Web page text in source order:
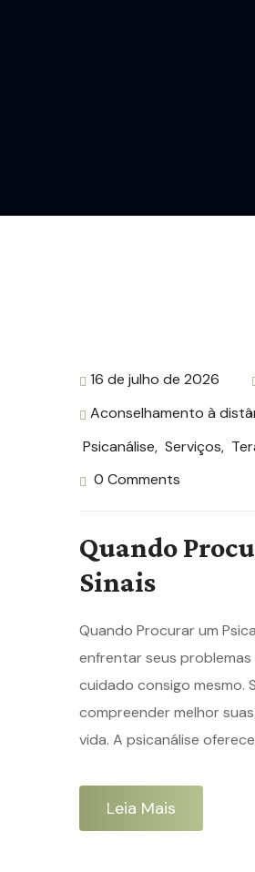
16 de julho de 2026
Aconselhamento à
Psicanálise, Serviços,
0 Comments
Quando
Sinais
Quando Procurar um
enfrentar seus
cuidado consigo mesmo.
compreender melhor
vida. A psicanálise
Leia Mais